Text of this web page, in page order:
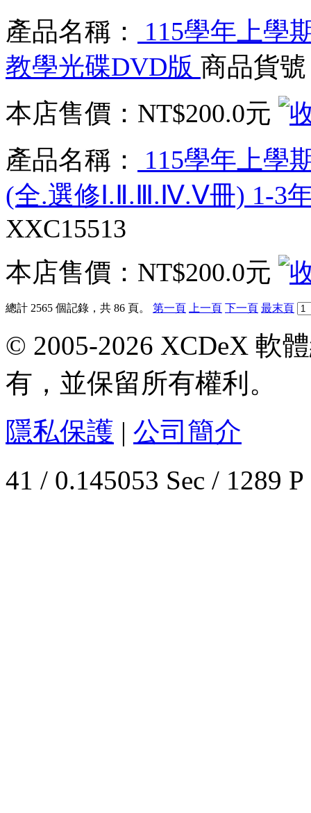
產品名稱：
115學年上學
教學光碟DVD版 商品貨
本店售價： NT$200.0元
產品名稱：
115學年上學
(全.選修Ⅰ.Ⅱ.Ⅲ.Ⅳ.Ⅴ冊) 1-3
XXC15513
本店售價： NT$200.0元
總計 2565 個記錄，共 86 頁。 第一頁 上一頁 下一頁 最末頁
© 2005-2026 XCDeX 軟
有，並保留所有權利。
隱私保護 | 公司簡介
41 / 0.145053 Sec / 1289